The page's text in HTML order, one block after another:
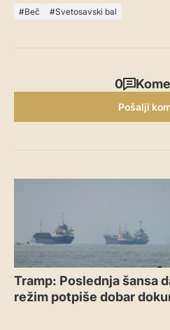
Beč Svetosavski bal
0
Pošalji
Tramp: Poslednja šansa
režim potpiše dobar